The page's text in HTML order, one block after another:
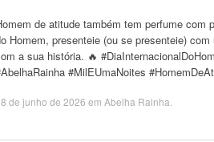
de atitude também tem perfume com
Homem, presenteie (ou se presenteie)
a sua história. 🔥
#MilEUmaNoites
de junho de 2026 em Abelha Rainha